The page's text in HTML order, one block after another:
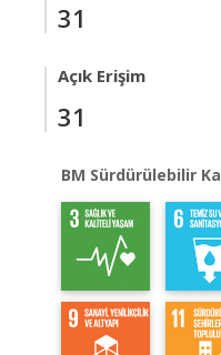
31
Açık Erişim
31
BM Sürdürülebilir